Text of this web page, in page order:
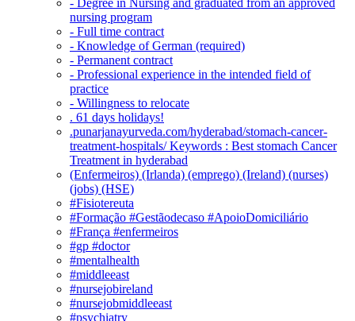
nursing program
- Full time contract
- Knowledge of German (required)
- Permanent contract
- Professional experience in the intended field of
practice
- Willingness to relocate
. 61 days holidays!
.punarjanayurveda.com/hyderabad/stomach-cancer-
treatment-hospitals/ Keywords : Best stomach Cancer
Treatment in hyderabad
(Enfermeiros) (Irlanda) (emprego) (Ireland) (nurses)
(jobs) (HSE)
#Fisiotereuta
#Formação #Gestãodecaso #ApoioDomiciliário
#França #enfermeiros
#gp #doctor
#mentalhealth
#middleeast
#nursejobireland
#nursejobmiddleeast
#psychiatry